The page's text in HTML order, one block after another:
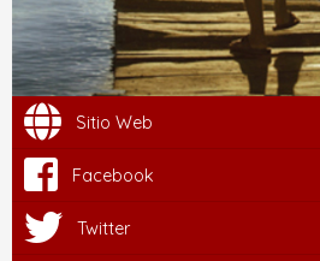
Sitio Web
Facebook
Twitter